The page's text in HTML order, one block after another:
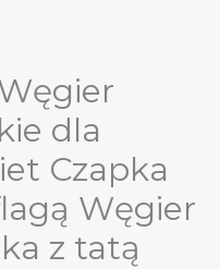
dla
Czapka
Węgier
z tatą